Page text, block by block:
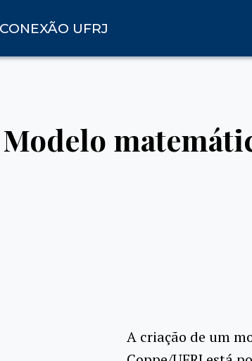
CONEXÃO UFRJ
Modelo
A criação de um